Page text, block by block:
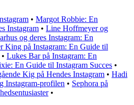
• Margot Robbie: En
Instagram • Line Hoffmeyer og
og deres Instagram: En
King på Instagram: En Guide til
• Lukes Bar på Instagram: En
En Guide til Instagram Succes •
Kig på Hendes Instagram • Hadi
Instagram-profilen • Sephora på
•